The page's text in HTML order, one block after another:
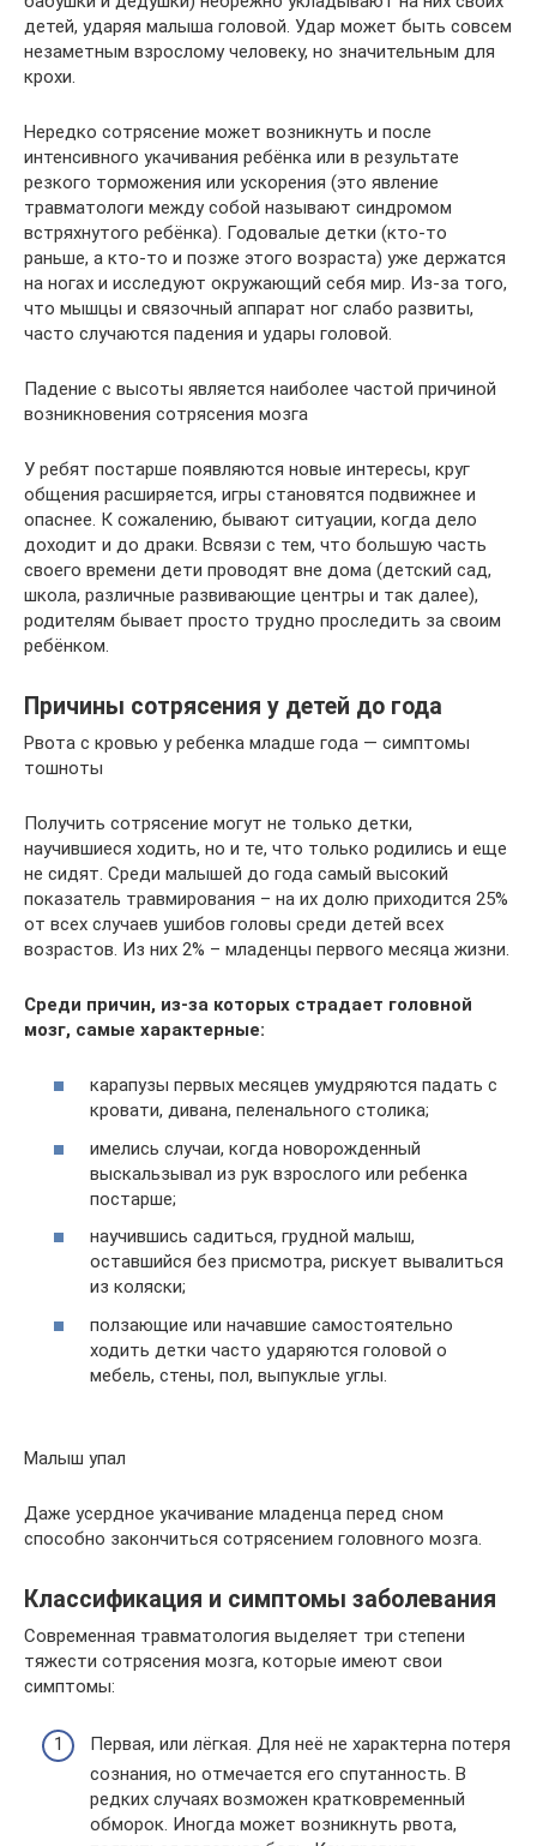
детей, ударяя малыша головой. Удар может быть совсем
незаметным взрослому человеку, но значительным для
крохи.
Нередко сотрясение может возникнуть и после
интенсивного укачивания ребёнка или в результате
резкого торможения или ускорения (это явление
травматологи между собой называют синдромом
встряхнутого ребёнка). Годовалые детки (кто-то
раньше, а кто-то и позже этого возраста) уже держатся
на ногах и исследуют окружающий себя мир. Из-за того,
что мышцы и связочный аппарат ног слабо развиты,
часто случаются падения и удары головой.
Падение с высоты является наиболее частой причиной
возникновения сотрясения мозга
У ребят постарше появляются новые интересы, круг
общения расширяется, игры становятся подвижнее и
опаснее. К сожалению, бывают ситуации, когда дело
доходит и до драки. Всвязи с тем, что большую часть
своего времени дети проводят вне дома (детский сад,
школа, различные развивающие центры и так далее),
родителям бывает просто трудно проследить за своим
ребёнком.
Причины сотрясения у детей до года
Рвота с кровью у ребенка младше года — симптомы
тошноты
Получить сотрясение могут не только детки,
научившиеся ходить, но и те, что только родились и еще
не сидят. Среди малышей до года самый высокий
показатель травмирования – на их долю приходится 25%
от всех случаев ушибов головы среди детей всех
возрастов. Из них 2% – младенцы первого месяца жизни.
Среди причин, из-за которых страдает головной
мозг, самые характерные:
карапузы первых месяцев умудряются падать с
кровати, дивана, пеленального столика;
имелись случаи, когда новорожденный
выскальзывал из рук взрослого или ребенка
постарше;
научившись садиться, грудной малыш,
оставшийся без присмотра, рискует вывалиться
из коляски;
ползающие или начавшие самостоятельно
ходить детки часто ударяются головой о
мебель, стены, пол, выпуклые углы.
Малыш упал
Даже усердное укачивание младенца перед сном
способно закончиться сотрясением головного мозга.
Классификация и симптомы заболевания
Современная травматология выделяет три степени
тяжести сотрясения мозга, которые имеют свои
симптомы:
Первая, или лёгкая. Для неё не характерна потеря
сознания, но отмечается его спутанность. В
редких случаях возможен кратковременный
обморок. Иногда может возникнуть рвота,